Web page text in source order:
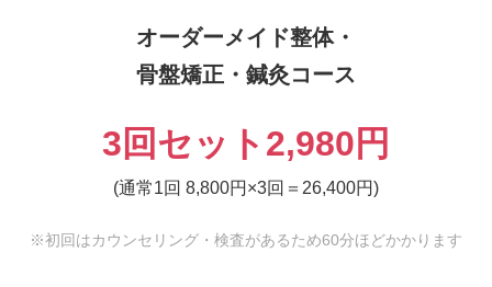
オーダーメイド整体・
骨盤矯正・鍼灸コース
3回セット2,980円
(通常1回 8,800円×3回＝26,400円)
※初回はカウンセリング・検査があるため60分ほどかかります